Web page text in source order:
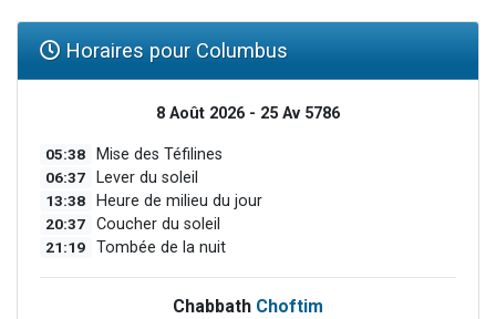
Horaires pour Columbus
8 Août 2026 - 25 Av 5786
05:38 Mise des Téfilines
06:37 Lever du soleil
13:38 Heure de milieu du jour
20:37 Coucher du soleil
21:19 Tombée de la nuit
Chabbath Choftim